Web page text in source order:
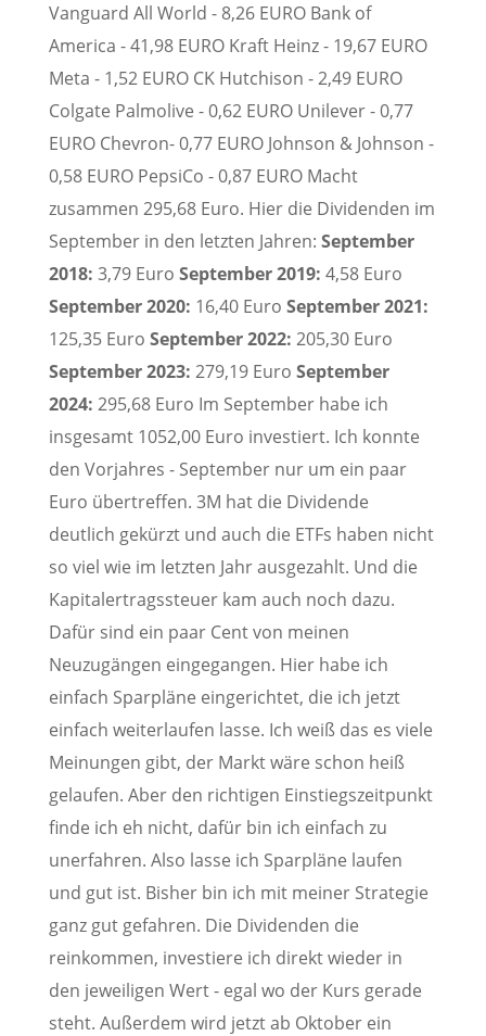
Vanguard All World - 8,26 EURO Bank of
America - 41,98 EURO Kraft Heinz - 19,67 EURO
Meta - 1,52 EURO CK Hutchison - 2,49 EURO
Colgate Palmolive - 0,62 EURO Unilever - 0,77
EURO Chevron- 0,77 EURO Johnson & Johnson -
0,58 EURO PepsiCo - 0,87 EURO Macht
zusammen 295,68 Euro. Hier die Dividenden im
September in den letzten Jahren: September
2018: 3,79 Euro September 2019: 4,58 Euro
September 2020: 16,40 Euro September 2021:
125,35 Euro September 2022: 205,30 Euro
September 2023: 279,19 Euro September
2024: 295,68 Euro Im September habe ich
insgesamt 1052,00 Euro investiert. Ich konnte
den Vorjahres - September nur um ein paar
Euro übertreffen. 3M hat die Dividende
deutlich gekürzt und auch die ETFs haben nicht
so viel wie im letzten Jahr ausgezahlt. Und die
Kapitalertragssteuer kam auch noch dazu.
Dafür sind ein paar Cent von meinen
Neuzugängen eingegangen. Hier habe ich
einfach Sparpläne eingerichtet, die ich jetzt
einfach weiterlaufen lasse. Ich weiß das es viele
Meinungen gibt, der Markt wäre schon heiß
gelaufen. Aber den richtigen Einstiegszeitpunkt
finde ich eh nicht, dafür bin ich einfach zu
unerfahren. Also lasse ich Sparpläne laufen
und gut ist. Bisher bin ich mit meiner Strategie
ganz gut gefahren. Die Dividenden die
reinkommen, investiere ich direkt wieder in
den jeweiligen Wert - egal wo der Kurs gerade
steht. Außerdem wird jetzt ab Oktober ein